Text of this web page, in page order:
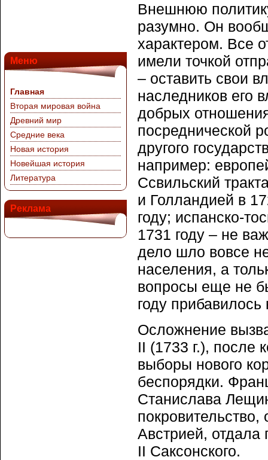
Меню
Главная
Вторая мировая война
Древний мир
Средние века
Новая история
Новейшая история
Литература
Реклама
Внешнюю
разумно. Он
характером. Все
имели точкой
– оставить свои
наследников его
добрых
посреднической
другого
например:
Ссвильский
и Голландией в
году; испанско-
1731 году – не
дело шло вовсе
населения, а
вопросы еще не
году
Осложнение
II (1733 г.), после
выборы нового
беспорядки.
Станислава
Австрией, отдала
II Саксонского.